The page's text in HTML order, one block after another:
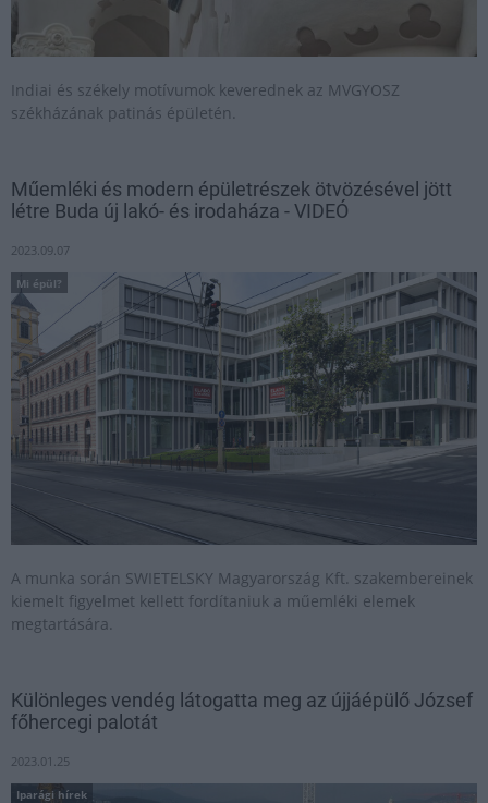
Indiai és székely motívumok keverednek az MVGYOSZ
székházának patinás épületén.
Műemléki és modern épületrészek ötvözésével jött
létre Buda új lakó- és irodaháza - VIDEÓ
2023.09.07
Mi épül?
A munka során SWIETELSKY Magyarország Kft. szakembereinek
kiemelt figyelmet kellett fordítaniuk a műemléki elemek
megtartására.
Különleges vendég látogatta meg az újjáépülő József
főhercegi palotát
2023.01.25
Iparági hírek